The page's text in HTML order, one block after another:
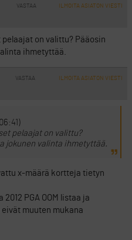
VASTAA ILMOITA ASIATON VIESTI
on valittu? Pääosin
ihmetyttää.
VASTAA ILMOITA ASIATON VIESTI
pelaajat on valittu?
jokunen valinta ihmetyttää.
x-määrä kortteja tietyn
PGA OOM listaa ja
muuten mukana